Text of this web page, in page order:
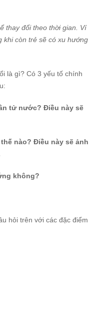
thay đổi theo thời gian. Ví
khi còn trẻ sẽ có xu hướng
là gì? Có 3 yếu tố chính
tử nước? Điều này sẽ
nào? Điều này sẽ ảnh
không?
hỏi trên với các đặc điểm